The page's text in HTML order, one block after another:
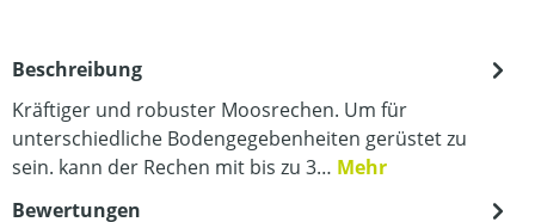
Beschreibung
Kräftiger und robuster Moosrechen. Um für
unterschiedliche Bodengegebenheiten gerüstet zu
sein. kann der Rechen mit bis zu 3… Mehr
Bewertungen